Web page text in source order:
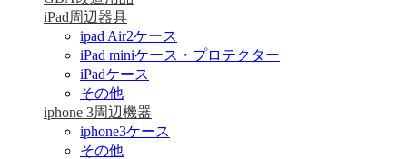
iPad周辺器具
ipad Air2ケース
iPad miniケース・プロテクター
iPadケース
その他
iphone 3周辺機器
iphone3ケース
その他